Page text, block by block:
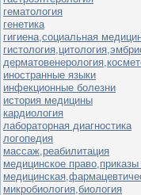
гематология
генетика
гигиена,социальная
иностранные языки
инфекционные болезни
история медицины
кардиология
лабораторная диагностика
логопедия
массаж,реабилитация
медицинское
микробиология,биология